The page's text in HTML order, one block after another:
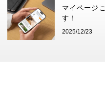
マイページ
す！
2025/12/23